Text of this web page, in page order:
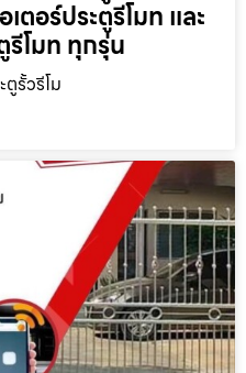
ตอร์ประตูรีโมท และ
รีโมท ทุกรุ่น
รั้วรีโม